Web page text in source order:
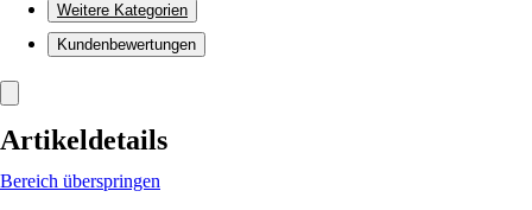
Weitere Kategorien
Kundenbewertungen
Artikeldetails
Bereich überspringen